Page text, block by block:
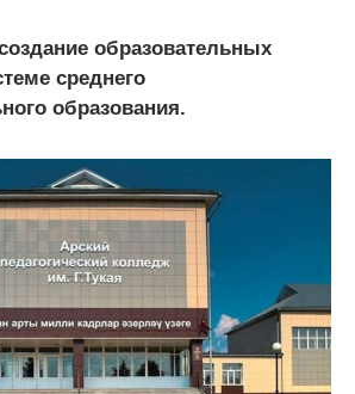
образовательных
среднего
образования.